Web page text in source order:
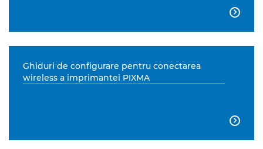

Ghiduri de configurare pentru conectarea
wireless a imprimantei PIXMA
